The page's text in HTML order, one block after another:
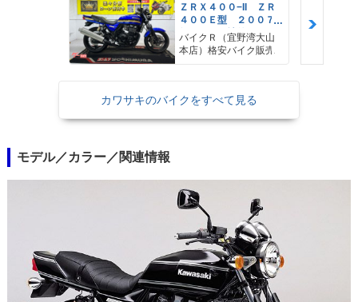
ＺＲＸ４００−II ＺＲ
４００Ｅ型 ２００７
年モデル 社外ウィン
カー 社外ハンドル
バイクＲ（宜野湾大山
本店）格安バイク販売
カワサキのバイクをすべて見る
モデル／カラー／関連情報